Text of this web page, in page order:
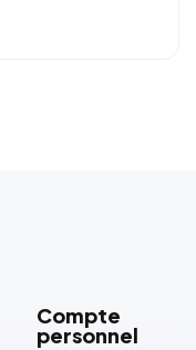
Compte
personnel